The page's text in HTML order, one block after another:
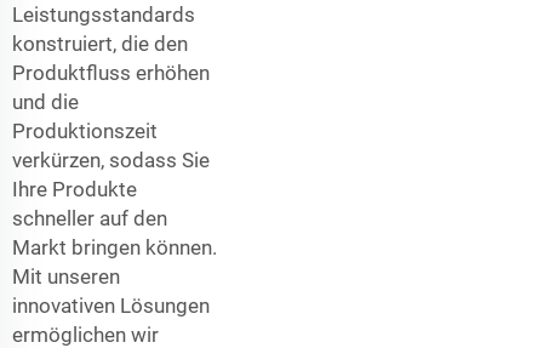
Leistungsstandards
konstruiert, die den
Produktfluss erhöhen
und die
Produktionszeit
verkürzen, sodass Sie
Ihre Produkte
schneller auf den
Markt bringen können.
Mit unseren
innovativen Lösungen
ermöglichen wir